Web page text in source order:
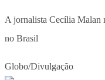
A jornalista Cecília Malan
no Brasil
Globo/Divulgação